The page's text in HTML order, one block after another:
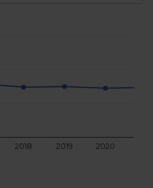
2018 2019 2020